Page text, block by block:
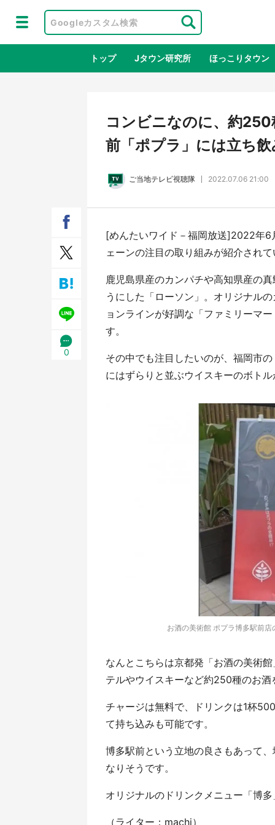
トップ Jタウン研究所 ほっこりタウン
地域×二次
『薬屋のひとりごと』の〝舞〟の世界
に入り込む 六本木ヒルズ展望台でコ
／1～10／26】
る
／1
コンビニなのに、約
前「ポプラ」には立ち
ご当地テレビ視聴隊 2022.07.06 21:00
0
[めんたいワイド－福岡放送]2022年6
ェーンの注目の取り組みが紹介され
鹿児島県産のカンパチや高知県産の
うにした「ローソン」。オリジナル
ョンラインが好調な「ファミリーマ
す。
その中でも注目したいのが、福岡市
にはずらりと並ぶウイスキーのボトル
お酒の美術館 ポプラ博多駅前
なんとこちらは京都発「お酒の美術
テルやウイスキーなど約250種のお
チャージは無料で、ドリンクは1杯
て持ち込みも可能です。
博多駅前という立地の良さもあって
なりそうです。
オリジナルのドリンクメニュー「博
（ライター：machi）